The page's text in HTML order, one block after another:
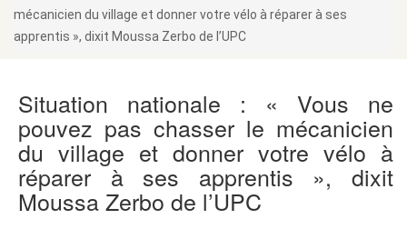
mécanicien du village et donner votre vélo à réparer à ses
apprentis », dixit Moussa Zerbo de l’UPC
Situation nationale : « Vous ne
pouvez pas chasser le mécanicien
du village et donner votre vélo à
réparer à ses apprentis », dixit
Moussa Zerbo de l’UPC